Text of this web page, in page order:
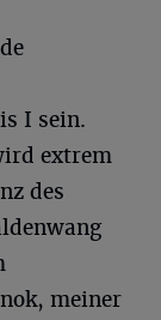
I sein.
extrem
des
meiner